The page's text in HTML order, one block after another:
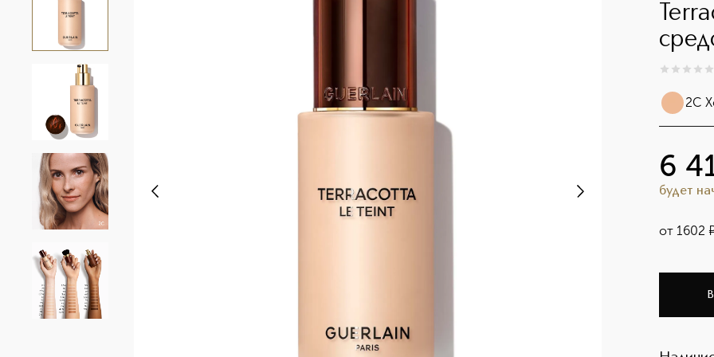
0из 0
2C
6
будет
от 1602